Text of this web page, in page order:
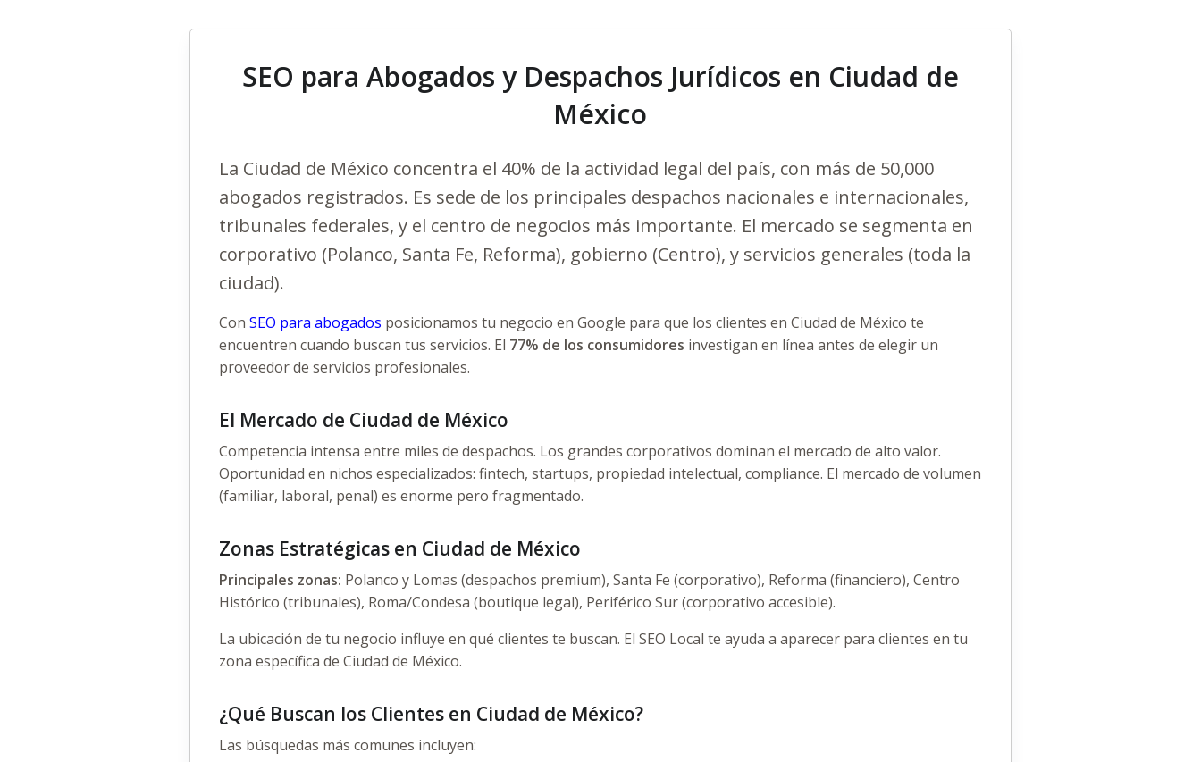
SEO para Abogados y Despachos Jurídicos en Ciudad de
México
La Ciudad de México concentra el 40% de la actividad legal del país, con más de 50,000
abogados registrados. Es sede de los principales despachos nacionales e internacionales,
tribunales federales, y el centro de negocios más importante. El mercado se segmenta en
corporativo (Polanco, Santa Fe, Reforma), gobierno (Centro), y servicios generales (toda la
ciudad).
Con SEO para abogados posicionamos tu negocio en Google para que los clientes en Ciudad de México te
encuentren cuando buscan tus servicios. El 77% de los consumidores investigan en línea antes de elegir un
proveedor de servicios profesionales.
El Mercado de Ciudad de México
Competencia intensa entre miles de despachos. Los grandes corporativos dominan el mercado de alto valor.
Oportunidad en nichos especializados: fintech, startups, propiedad intelectual, compliance. El mercado de volumen
(familiar, laboral, penal) es enorme pero fragmentado.
Zonas Estratégicas en Ciudad de México
Principales zonas: Polanco y Lomas (despachos premium), Santa Fe (corporativo), Reforma (financiero), Centro
Histórico (tribunales), Roma/Condesa (boutique legal), Periférico Sur (corporativo accesible).
La ubicación de tu negocio influye en qué clientes te buscan. El SEO Local te ayuda a aparecer para clientes en tu
zona específica de Ciudad de México.
¿Qué Buscan los Clientes en Ciudad de México?
Las búsquedas más comunes incluyen: